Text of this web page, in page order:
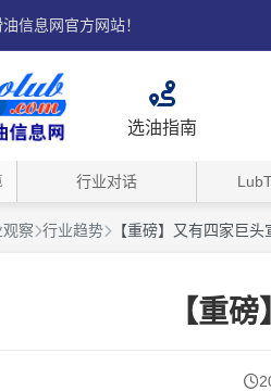
信息网官方网站！
选油指南
行业对话
观察 行业趋势 【重磅】又有四家巨
【重